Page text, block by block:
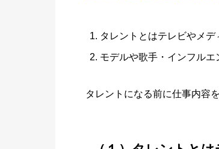
タレントとはテレビやメ
モデルや歌手・インフルエ
タレントになる前に仕事内容